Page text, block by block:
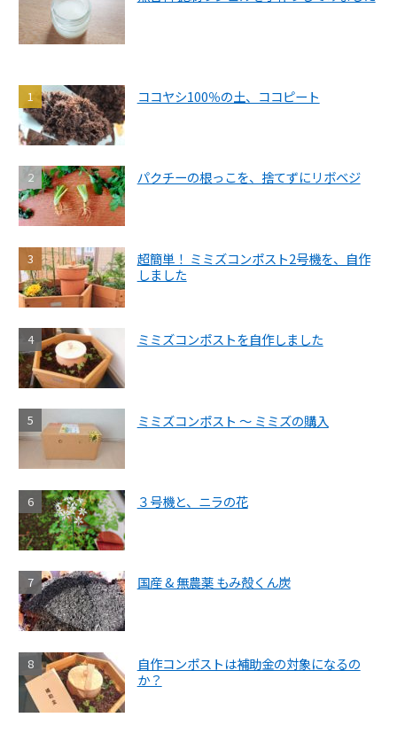
ココヤシ100％の土、ココピート
パクチーの根っこを、捨てずにリボベジ
超簡単！ ミミズコンポスト2号機を、自作
しました
ミミズコンポストを自作しました
ミミズコンポスト ～ ミミズの購入
３号機と、ニラの花
国産 & 無農薬 もみ殻くん炭
自作コンポストは補助金の対象になるの
か？